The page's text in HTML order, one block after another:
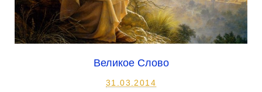
Великое Слово
31.03.2014